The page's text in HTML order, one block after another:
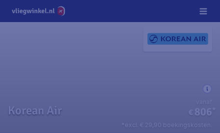
Korean Air € 806*
vanaf
*excl. € 29,90 boekingskosten.